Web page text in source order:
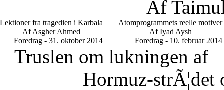
Af
Lektioner fra tragedien i Karbala
Af Asgher Ahmed
Foredrag - 31. oktober 2014
Atomprogrammets reelle motiver
Af Iyad Aysh
Foredrag - 10. februar 2014
Truslen om lukningen af
Hormuz-